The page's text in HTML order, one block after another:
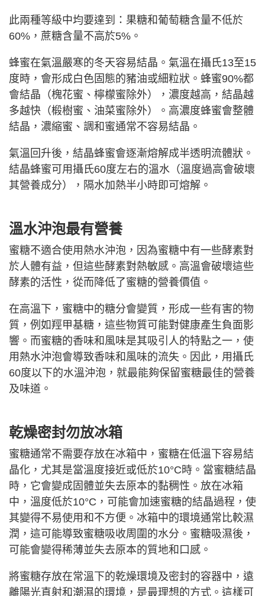
此兩種等級中均要達到：果糖和葡萄糖含量不低於
60%，蔗糖含量不高於5%。
蜂蜜在氣溫嚴寒的冬天容易結晶。氣溫在攝氏13至15
度時，會形成白色固態的豬油或細粒狀。蜂蜜90%都
會結晶（槐花蜜、檸檬蜜除外），濃度越高，結晶越
多越快（椴樹蜜、油菜蜜除外）。高濃度蜂蜜會整體
結晶，濃縮蜜、調和蜜通常不容易結晶。
氣溫回升後，結晶蜂蜜會逐漸熔解成半透明流體狀。
結晶蜂蜜可用攝氏60度左右的溫水（溫度過高會破壞
其營養成分），隔水加熱半小時即可熔解。
溫水沖泡最有營養
蜜糖不適合使用熱水沖泡，因為蜜糖中有一些酵素對
於人體有益，但這些酵素對熱敏感。高溫會破壞這些
酵素的活性，從而降低了蜜糖的營養價值。
在高溫下，蜜糖中的糖分會變質，形成一些有害的物
質，例如羥甲基糖，這些物質可能對健康產生負面影
響。而蜜糖的香味和風味是其吸引人的特點之一，使
用熱水沖泡會導致香味和風味的流失。因此，用攝氏
60度以下的水溫沖泡，就最能夠保留蜜糖最佳的營養
及味道。
乾燥密封勿放冰箱
蜜糖通常不需要存放在冰箱中，蜜糖在低溫下容易結
晶化，尤其是當溫度接近或低於10°C時。當蜜糖結晶
時，它會變成固體並失去原本的黏稠性。放在冰箱
中，溫度低於10°C，可能會加速蜜糖的結晶過程，使
其變得不易使用和不方便。冰箱中的環境通常比較濕
潤，這可能導致蜜糖吸收周圍的水分。蜜糖吸濕後，
可能會變得稀薄並失去原本的質地和口感。
將蜜糖存放在常溫下的乾燥環境及密封的容器中，遠
離陽光直射和潮濕的環境，是最理想的方式。這樣可